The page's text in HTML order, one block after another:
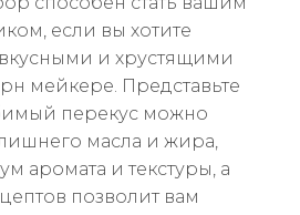
если вы хотите
и хрустящими
мейкере. Представьте
перекус можно
масла и жира,
аромата и текстуры, а
позволит вам